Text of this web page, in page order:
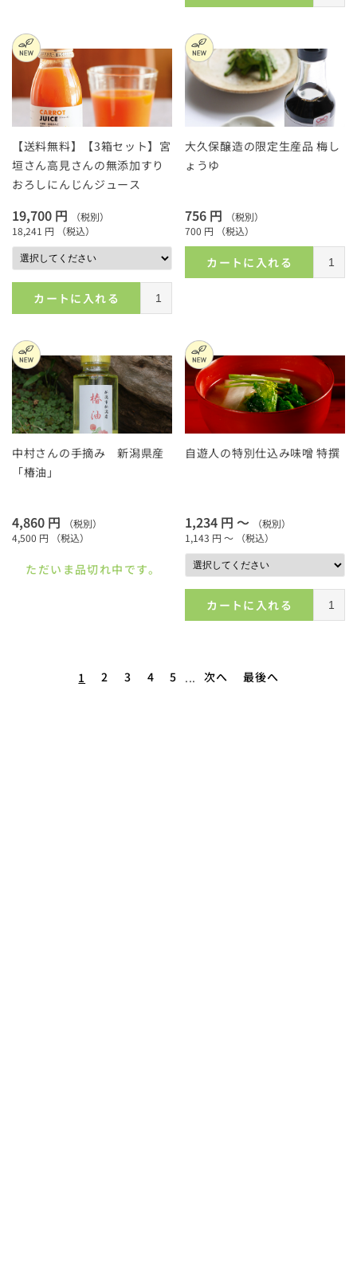
【送料無料】【3箱セット】宮
垣さん高見さんの無添加すり
おろしにんじんジュース
19,700 円
（税別）
18,241 円
（税込）
カートに入れる
大久保醸造の限定生産品 梅し
ょうゆ
756 円
（税別）
700 円
（税込）
カートに入れる
中村さんの手摘み 新潟県産
「椿油」
4,860 円
（税別）
4,500 円
（税込）
ただいま品切れ中です。
自遊人の特別仕込み味噌 特撰
1,234 円 ～
（税別）
1,143 円 ～
（税込）
カートに入れる
1 2 3 4 5 ... 次へ 最後へ